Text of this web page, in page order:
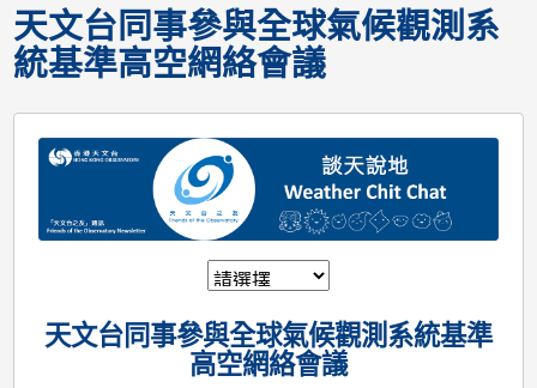
天文台同事參與全球氣候觀測系
統基準高空網絡會議
天文台同事參與全球氣候觀測系統基準
高空網絡會議